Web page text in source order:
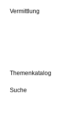
Vermittlung
Themenkatalog
Suche